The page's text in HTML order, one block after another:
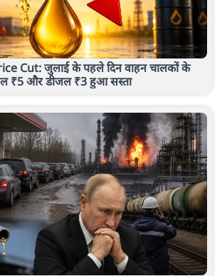
Cut: जुलाई के पहले दिन वाहन चालकों के
₹5 और डीजल ₹3 हुआ सस्ता